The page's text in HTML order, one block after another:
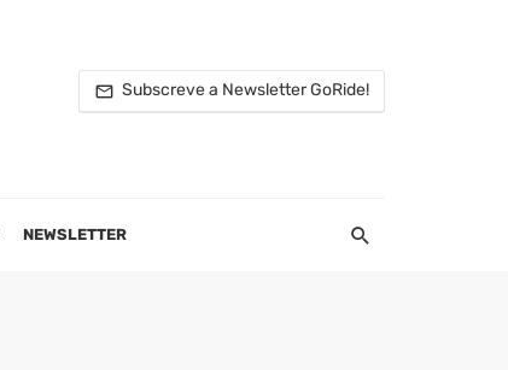
Subscreve a Newsletter GoRide!
NEWSLETTER